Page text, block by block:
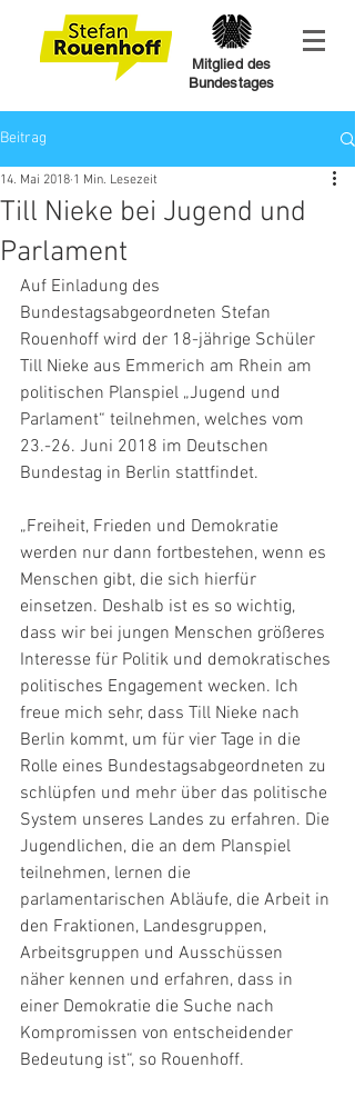
Mitglied des
Bundestages
Beitrag
Till Nieke bei Jugend und
Parlament
14. Mai 2018 1 Min. Lesezeit
Auf Einladung des
Bundestagsabgeordneten Stefan
Rouenhoff wird der 18-jährige Schüler
Till Nieke aus Emmerich am Rhein am
politischen Planspiel „Jugend und
Parlament“ teilnehmen, welches vom
23.-26. Juni 2018 im Deutschen
Bundestag in Berlin stattfindet.
„Freiheit, Frieden und Demokratie
werden nur dann fortbestehen, wenn es
Menschen gibt, die sich hierfür
einsetzen. Deshalb ist es so wichtig,
dass wir bei jungen Menschen größeres
Interesse für Politik und demokratisches
politisches Engagement wecken. Ich
freue mich sehr, dass Till Nieke nach
Berlin kommt, um für vier Tage in die
Rolle eines Bundestagsabgeordneten zu
schlüpfen und mehr über das politische
System unseres Landes zu erfahren. Die
Jugendlichen, die an dem Planspiel
teilnehmen, lernen die
parlamentarischen Abläufe, die Arbeit in
den Fraktionen, Landesgruppen,
Arbeitsgruppen und Ausschüssen
näher kennen und erfahren, dass in
einer Demokratie die Suche nach
Kompromissen von entscheidender
Bedeutung ist“, so Rouenhoff.